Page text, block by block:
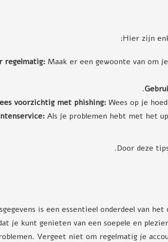
Hier zijn
regelmatig: Maak er een gewoonte van om
voorzichtig met phishing: Wees op je
Als je problemen hebt met het
Door deze
is een essentieel onderdeel van
je kunt genieten van een soepele en
Vergeet niet om regelmatig je